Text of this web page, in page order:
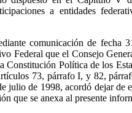
a entidades
comunicación de fecha
Federal que el Consejo
Constitución Política de los
73, párrafo I, y 82,
julio de 1998, acordó dejar de
que se anexa al presente